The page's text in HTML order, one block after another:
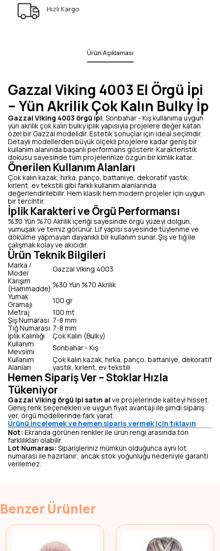
Hızlı Kargo
Ürün Açıklaması
Gazzal Viking 4003 El Örgü İpi
– Yün Akrilik Çok Kalın Bulky İp
Gazzal Viking 4003 örgü ipi, Sonbahar - Kış kullanıma uygun
yün akrilik çok kalın bulky iplik yapısıyla projelere değer katan
özel bir Gazzal modelidir. Estetik sonuçlar için ideal seçimdir.
Detaylı modellerden büyük ölçekli projelere kadar geniş bir
kullanım alanında başarılı performans gösterir. Karakteristik
dokusu sayesinde tüm projelerinize özgün bir kimlik katar.
Önerilen Kullanım Alanları
Çok kalın kazak, hırka, panço, battaniye, dekoratif yastık,
kırlent, ev tekstili gibi farklı kullanım alanlarında
değerlendirilebilir. Hem klasik hem modern projeler için uygun
bir tercihtir.
İplik Karakteri ve Örgü Performansı
%30 Yün %70 Akrilik içeriği sayesinde örgü yüzeyi dolgun,
yumuşak ve temiz görünür. Lif yapısı sayesinde tüylenme ve
dökülme yapmayan dayanıklı bir kullanım sunar. Şiş ve tığ ile
çalışmak kolay ve akıcıdır.
Ürün Teknik Bilgileri
Marka /
Model
Gazzal Viking 4003
Karışım
(Hammadde) %30 Yün %70 Akrilik
Yumak
Gramajı
100 gr
Metraj
100 mt
Şiş Numarası 7-8 mm
Tığ Numarası 7-8 mm
İplik Kalınlığı
Çok Kalın (Bulky)
Kullanım
Mevsimi
Sonbahar - Kış
Kullanım
Alanları
Çok kalın kazak, hırka, panço, battaniye, dekoratif
yastık, kırlent, ev tekstili
Hemen Sipariş Ver – Stoklar Hızla
Tükeniyor
Gazzal Viking örgü ipi satın al ve projelerinde kaliteyi hisset.
Geniş renk seçenekleri ve uygun fiyat avantajı ile şimdi sipariş
ver, örgü modellerinde fark yarat.
Ürünü incelemek ve hemen sipariş vermek için tıklayın
Not: Ekranda görünen renkler ile ürün rengi arasında ton
farklılıkları olabilir.
Lot Numarası: Siparişleriniz mümkün olduğunca aynı lot
numarası ile hazırlanır; ancak stok yoğunluğu nedeniyle garanti
verilemez.
Benzer Ürünler